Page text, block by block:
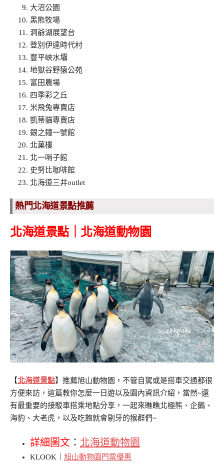
大沼公園
黑熊牧場
洞爺湖展望台
登別伊達時代村
豐平峽水壩
地獄谷野猿公苑
富田農場
四季彩之丘
米飛兔專賣店
凱蒂貓專賣店
銀之鐘一號館
北菓樓
北一哨子館
史努比咖啡館
北海道三井outlet
熱門北海道景點推薦
北海道景點｜北海道動物園
【北海道景點】推薦旭山動物園，不管自駕或是搭車交通都很
方便來訪，這篇教你怎麼一日遊以及園內資訊介紹，當然~還
有最重要的接駁車搭乘地點分享，一起來瞧瞧北極熊、企鵝、
海豹、大老虎，以及吃飽就會剔牙的猴群們~
詳細圖文 ： 北海道動物園
KLOOK｜ 旭山動物園門票優惠